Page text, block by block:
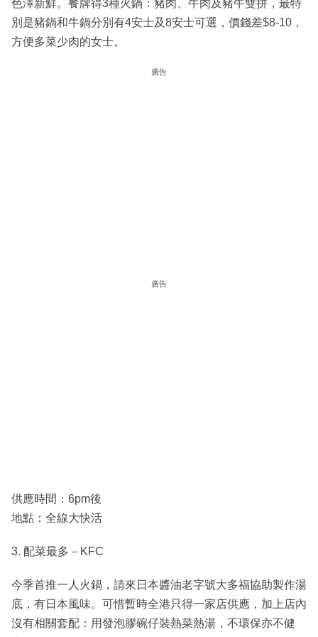
色澤新鮮。餐牌得3種火鍋：豬肉、牛肉及豬牛雙拼，最特
別是豬鍋和牛鍋分別有4安士及8安士可選，價錢差$8-10，
方便多菜少肉的女士。
廣告
廣告
供應時間：6pm後
地點：全線大快活
3. 配菜最多－KFC
今季首推一人火鍋，請來日本醬油老字號大多福協助製作湯
底，有日本風味。可惜暫時全港只得一家店供應，加上店內
沒有相關套配：用發泡膠碗仔裝熱菜熱湯，不環保亦不健